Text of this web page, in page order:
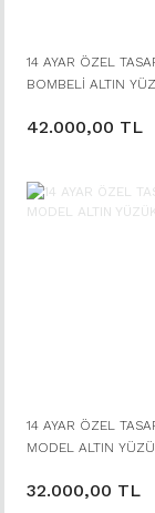
14 AYAR ÖZEL
BOMBELİ ALTIN
42.000,00 TL
14 AYAR ÖZEL
MODEL ALTIN
32.000,00 TL